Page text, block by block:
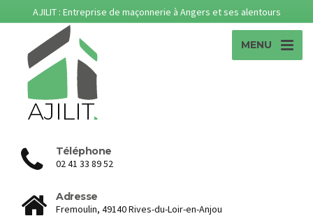
AJILIT : Entreprise de maçonnerie à Angers et ses alentours
MENU
Téléphone
02 41 33 89 52
Adresse
Fremoulin, 49140 Rives-du-Loir-en-Anjou